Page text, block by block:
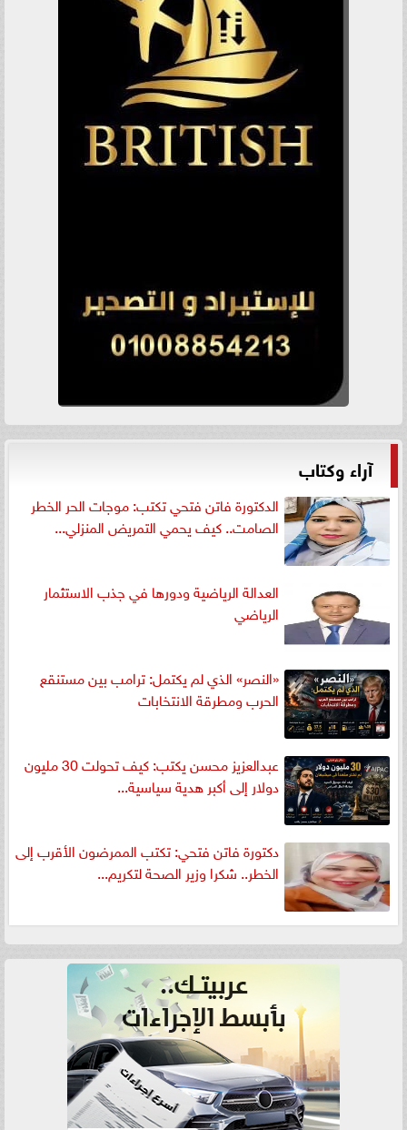
آراء وكتاب
الدكتورة فاتن فتحي تكتب: موجات الحر الخطر
الصامت.. كيف يحمي التمريض المنزلي...
العدالة الرياضية ودورها في جذب الاستثمار
الرياضي
«النصر» الذي لم يكتمل: ترامب بين مستنقع
الحرب ومطرقة الانتخابات
عبدالعزيز محسن يكتب: كيف تحولت 30 مليون
دولار إلى أكبر هدية سياسية...
دكتورة فاتن فتحي: تكتب الممرضون الأقرب إلى
الخطر.. شكرا وزير الصحة لتكريم...